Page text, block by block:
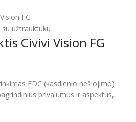
FG
užtrauktuku
Civivi Vision FG
EDC (kasdienio nešiojimo)
privalumus ir aspektus,